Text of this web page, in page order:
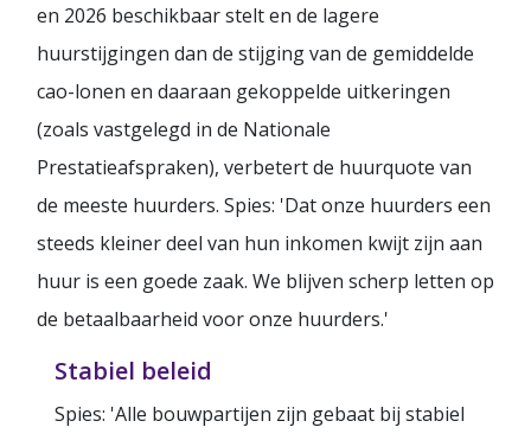
en 2026 beschikbaar stelt en de lagere
huurstijgingen dan de stijging van de gemiddelde
cao-lonen en daaraan gekoppelde uitkeringen
(zoals vastgelegd in de Nationale
Prestatieafspraken), verbetert de huurquote van
de meeste huurders. Spies: 'Dat onze huurders een
steeds kleiner deel van hun inkomen kwijt zijn aan
huur is een goede zaak. We blijven scherp letten op
de betaalbaarheid voor onze huurders.'
Stabiel beleid
Spies: 'Alle bouwpartijen zijn gebaat bij stabiel